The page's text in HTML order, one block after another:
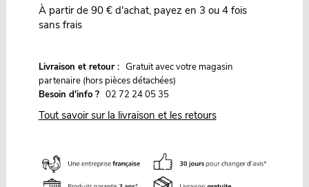
À partir de 90 € d'achat, payez en 3 ou 4 fois
sans frais
Livraison et retour : Gratuit avec votre magasin
partenaire (hors pièces détachées)
Besoin d'info ? 02 72 24 05 35
Tout savoir sur la livraison et les retours